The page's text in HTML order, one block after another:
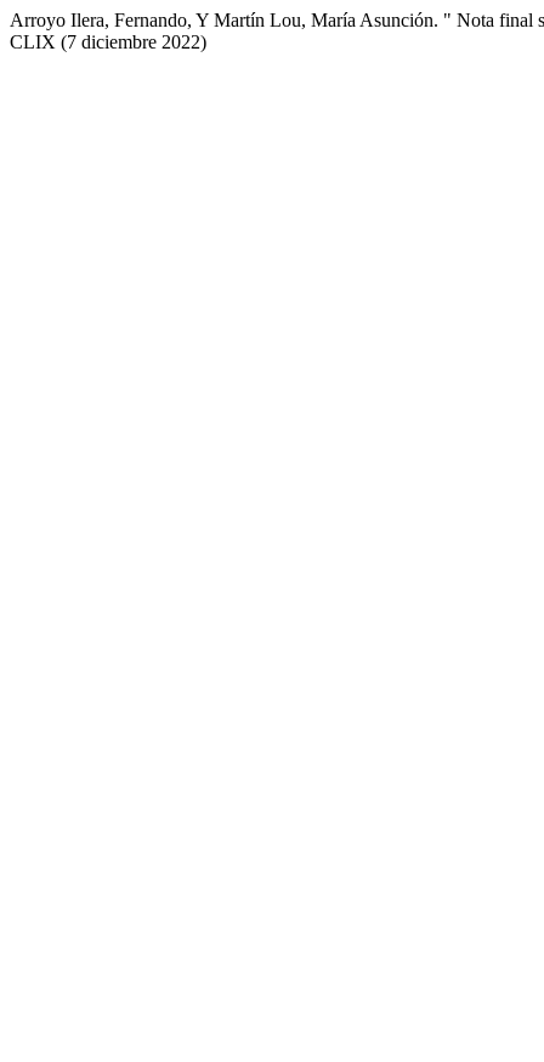
Arroyo Ilera, Fernando, Y Martín Lou, María Asunción. " Nota final
CLIX (7 diciembre 2022)